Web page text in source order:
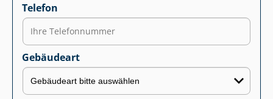
Telefon
Gebäudeart